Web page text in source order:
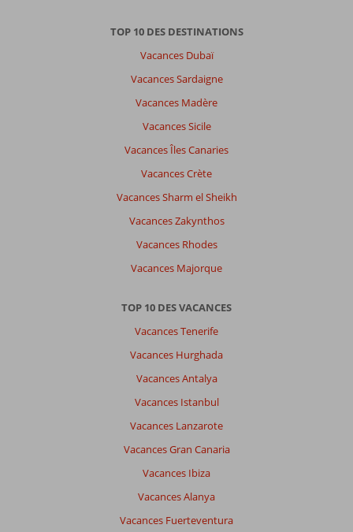
TOP 10 DES DESTINATIONS
Vacances Dubaï
Vacances Sardaigne
Vacances Madère
Vacances Sicile
Vacances Îles Canaries
Vacances Crète
Vacances Sharm el Sheikh
Vacances Zakynthos
Vacances Rhodes
Vacances Majorque
TOP 10 DES VACANCES
Vacances Tenerife
Vacances Hurghada
Vacances Antalya
Vacances Istanbul
Vacances Lanzarote
Vacances Gran Canaria
Vacances Ibiza
Vacances Alanya
Vacances Fuerteventura